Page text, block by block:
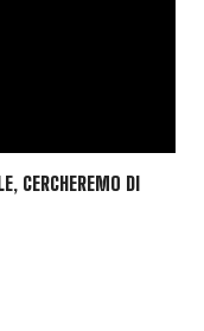
CERCHEREMO DI